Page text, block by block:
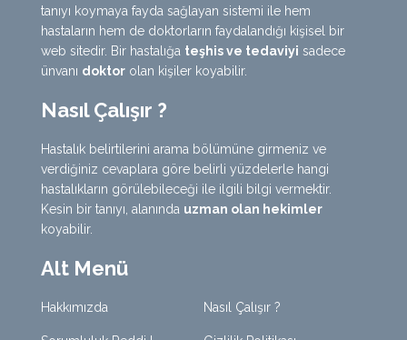
tanıyı koymaya fayda sağlayan sistemi ile hem
hastaların hem de doktorların faydalandığı kişisel bir
web sitedir. Bir hastalığa teşhis ve tedaviyi sadece
ünvanı doktor olan kişiler koyabilir.
Nasıl Çalışır ?
Hastalık belirtilerini arama bölümüne girmeniz ve
verdiğiniz cevaplara göre belirli yüzdelerle hangi
hastalıkların görülebileceği ile ilgili bilgi vermektir.
Kesin bir tanıyı, alanında uzman olan hekimler
koyabilir.
Alt Menü
Hakkımızda Nasıl Çalışır ?